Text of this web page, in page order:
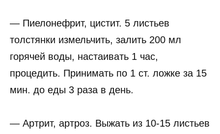
— Пиелонефрит, цистит. 5 листьев
толстянки измельчить, залить 200 мл
горячей воды, настаивать 1 час,
процедить. Принимать по 1 ст. ложке за 15
мин. до еды 3 раза в день.
— Артрит, артроз. Выжать из 10-15 листьев